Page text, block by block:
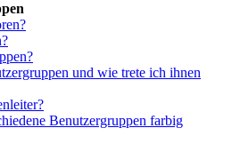
und wie trete ich ihnen
Benutzergruppen farbig